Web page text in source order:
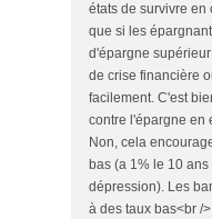
états de survivre en
que si les
d'épargne
de crise financière
facilement. C'est
contre l'épargne en
Non, cela
bas (a 1% le 10
dépression). Les
à des taux bas<br /